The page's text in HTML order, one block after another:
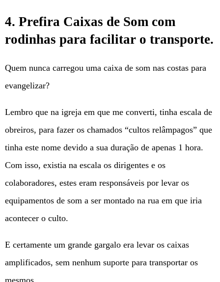
4. Prefira Caixas de Som com
rodinhas para facilitar o transporte.
Quem nunca carregou uma caixa de som nas costas para
evangelizar?
Lembro que na igreja em que me converti, tinha escala de
obreiros, para fazer os chamados “cultos relâmpagos” que
tinha este nome devido a sua duração de apenas 1 hora.
Com isso, existia na escala os dirigentes e os
colaboradores, estes eram responsáveis por levar os
equipamentos de som a ser montado na rua em que iria
acontecer o culto.
E certamente um grande gargalo era levar os caixas
amplificados, sem nenhum suporte para transportar os